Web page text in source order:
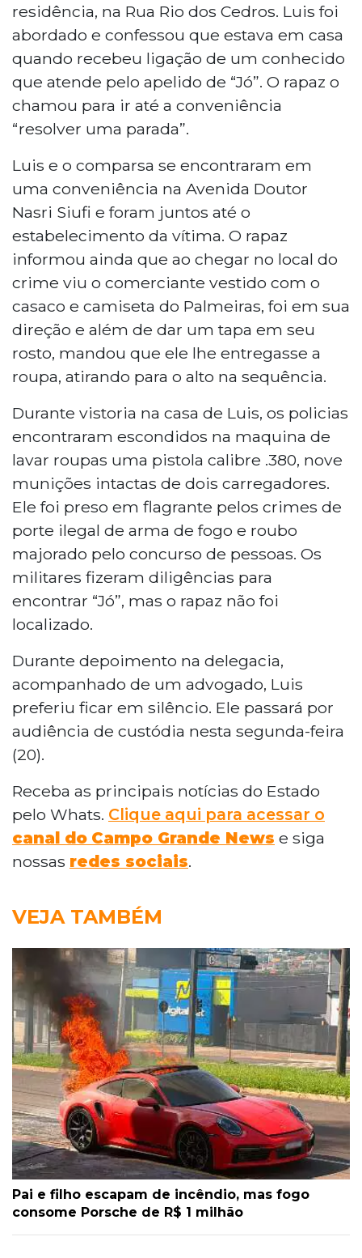
residência, na Rua Rio dos Cedros. Luis foi
abordado e confessou que estava em casa
quando recebeu ligação de um conhecido
que atende pelo apelido de “Jó”. O rapaz o
chamou para ir até a conveniência
“resolver uma parada”.
Luis e o comparsa se encontraram em
uma conveniência na Avenida Doutor
Nasri Siufi e foram juntos até o
estabelecimento da vítima. O rapaz
informou ainda que ao chegar no local do
crime viu o comerciante vestido com o
casaco e camiseta do Palmeiras, foi em sua
direção e além de dar um tapa em seu
rosto, mandou que ele lhe entregasse a
roupa, atirando para o alto na sequência.
Durante vistoria na casa de Luis, os policias
encontraram escondidos na maquina de
lavar roupas uma pistola calibre .380, nove
munições intactas de dois carregadores.
Ele foi preso em flagrante pelos crimes de
porte ilegal de arma de fogo e roubo
majorado pelo concurso de pessoas. Os
militares fizeram diligências para
encontrar “Jó”, mas o rapaz não foi
localizado.
Durante depoimento na delegacia,
acompanhado de um advogado, Luis
preferiu ficar em silêncio. Ele passará por
audiência de custódia nesta segunda-feira
(20).
Receba as principais notícias do Estado
pelo Whats. Clique aqui para acessar o
canal do Campo Grande News e siga
nossas redes sociais.
VEJA TAMBÉM
Pai e filho escapam de incêndio, mas fogo
consome Porsche de R$ 1 milhão